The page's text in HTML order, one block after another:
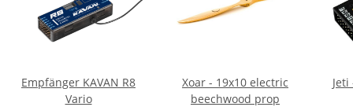
Empfänger KAVAN R8
Vario
Xoar - 19x10 electric
beechwood prop
Jeti